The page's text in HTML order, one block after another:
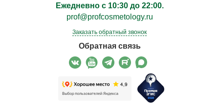
Ежедневно с 10:30 до 22:00.
prof@profcosmetology.ru
Заказать обратный звонок
Обратная связь